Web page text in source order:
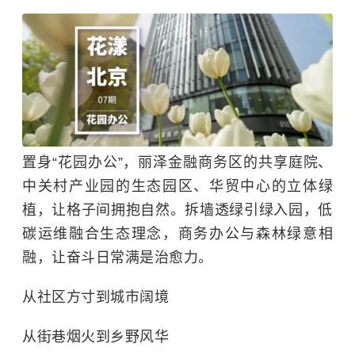
置身“花园办公”，丽泽金融商务区的共享庭院、
中关村产业园的生态园区、华贸中心的立体绿
植，让格子间拥抱自然。拆墙透绿引绿入园，低
碳运维融合生态理念，商务办公与森林绿意相
融，让奋斗日常满是治愈力。
从社区方寸到城市阔境
从街巷烟火到乡野风华